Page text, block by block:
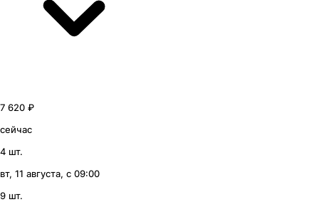
7 620 ₽
сейчас
4 шт.
вт, 11 августа, с 09:00
9 шт.